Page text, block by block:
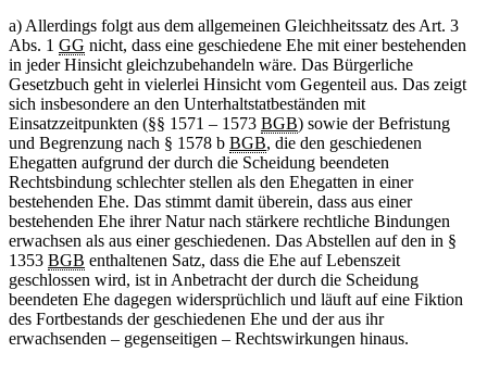
a) Allerdings folgt aus dem allgemeinen Gleichheitssatz des Art. 3
Abs. 1 GG nicht, dass eine geschiedene Ehe mit einer bestehenden
in jeder Hinsicht gleichzubehandeln wäre. Das Bürgerliche
Gesetzbuch geht in vielerlei Hinsicht vom Gegenteil aus. Das zeigt
sich insbesondere an den Unterhaltstatbeständen mit
Einsatzzeitpunkten (§§ 1571 – 1573 BGB) sowie der Befristung
und Begrenzung nach § 1578 b BGB, die den geschiedenen
Ehegatten aufgrund der durch die Scheidung beendeten
Rechtsbindung schlechter stellen als den Ehegatten in einer
bestehenden Ehe. Das stimmt damit überein, dass aus einer
bestehenden Ehe ihrer Natur nach stärkere rechtliche Bindungen
erwachsen als aus einer geschiedenen. Das Abstellen auf den in §
1353 BGB enthaltenen Satz, dass die Ehe auf Lebenszeit
geschlossen wird, ist in Anbetracht der durch die Scheidung
beendeten Ehe dagegen widersprüchlich und läuft auf eine Fiktion
des Fortbestands der geschiedenen Ehe und der aus ihr
erwachsenden – gegenseitigen – Rechtswirkungen hinaus.